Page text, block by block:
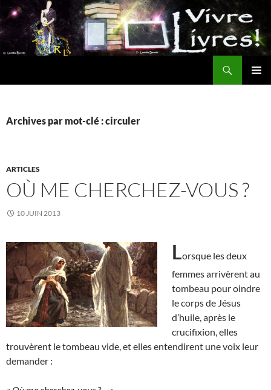
Aller
au
contenu
Archives par mot-clé : circuler
ARTICLES
OÙ ME CHERCHEZ-VOUS ?
10 JUIN 2013
Lorsque les deux
femmes arrivèrent au
tombeau pour oindre
le corps de Jésus
d’huile, après le
crucifixion, elles
trouvèrent le tombeau vide, et elles entendirent une voix leur
demander :